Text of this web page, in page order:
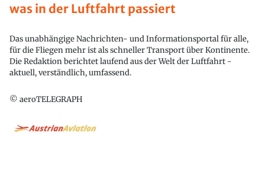
was in der Luftfahrt passiert
Das unabhängige Nachrichten- und Informationsportal für alle,
für die Fliegen mehr ist als schneller Transport über Kontinente.
Die Redaktion berichtet laufend aus der Welt der Luftfahrt -
aktuell, verständlich, umfassend.
© aeroTELEGRAPH